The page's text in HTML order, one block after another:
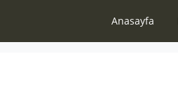
Anasayfa